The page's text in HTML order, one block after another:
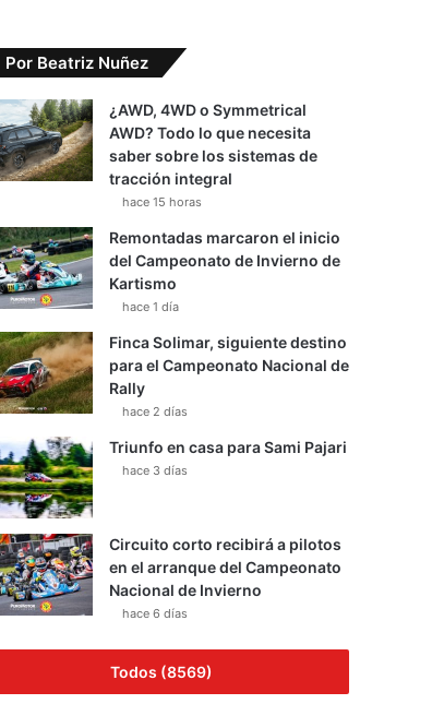
Por Beatriz Nuñez
¿AWD, 4WD o Symmetrical
AWD? Todo lo que necesita
saber sobre los sistemas de
tracción integral
hace 15 horas
Remontadas marcaron el inicio
del Campeonato de Invierno de
Kartismo
hace 1 día
Finca Solimar, siguiente destino
para el Campeonato Nacional de
Rally
hace 2 días
Triunfo en casa para Sami Pajari
hace 3 días
Circuito corto recibirá a pilotos
en el arranque del Campeonato
Nacional de Invierno
hace 6 días
Todos (8569)